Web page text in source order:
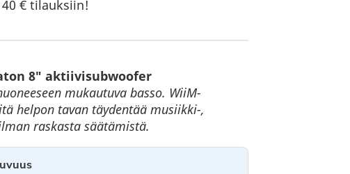
€ tilauksiin!
8″ aktiivisubwoofer
mukautuva basso. WiiM-
helpon tavan täydentää musiikki-,
raskasta säätämistä.